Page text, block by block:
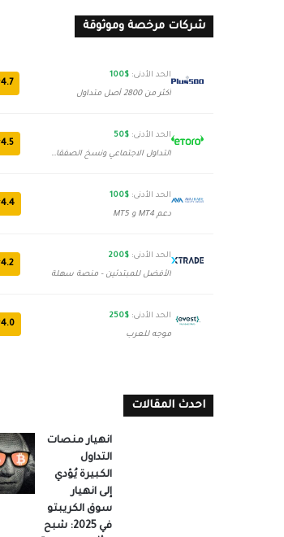
شركات مرخصة وموثوقة
الحد الأدنى: $100
أكثر من 2800 أصل متداول
4.7★
الحد الأدنى: $50
التداول الاجتماعي ونسخ الصفقات
4.5★
الحد الأدنى: $100
دعم MT4 و MT5
4.4★
الحد الأدنى: $200
الأفضل للمبتدئين - منصة سهلة
4.2★
الحد الأدنى: $250
موجه للعرب
4.0★
احدث المقالات
انهيار منصات
التداول
الكبيرة يُؤدي
إلى انهيار
سوق الكريبتو
في 2025: شبح